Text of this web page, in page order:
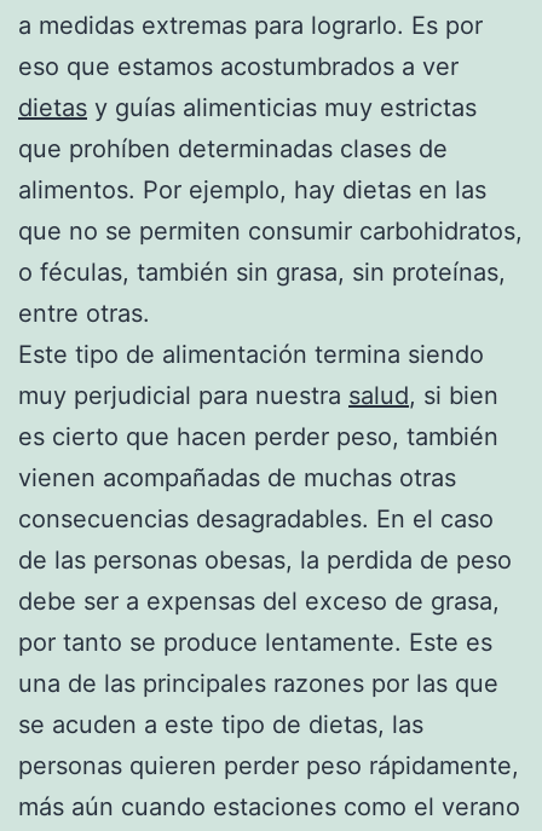
a medidas extremas para lograrlo. Es por
eso que estamos acostumbrados a ver
dietas y guías alimenticias muy estrictas
que prohíben determinadas clases de
alimentos. Por ejemplo, hay dietas en las
que no se permiten consumir carbohidratos,
o féculas, también sin grasa, sin proteínas,
entre otras.
Este tipo de alimentación termina siendo
muy perjudicial para nuestra salud, si bien
es cierto que hacen perder peso, también
vienen acompañadas de muchas otras
consecuencias desagradables. En el caso
de las personas obesas, la perdida de peso
debe ser a expensas del exceso de grasa,
por tanto se produce lentamente. Este es
una de las principales razones por las que
se acuden a este tipo de dietas, las
personas quieren perder peso rápidamente,
más aún cuando estaciones como el verano